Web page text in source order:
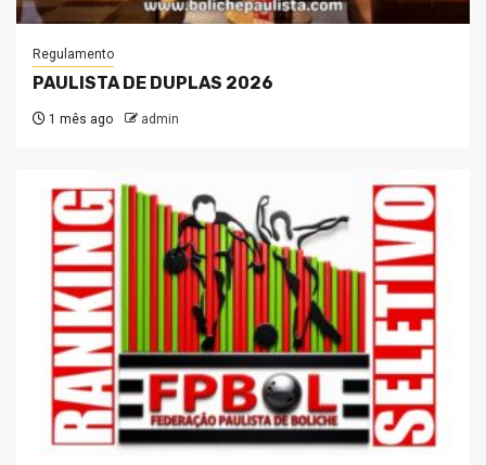
Regulamento
PAULISTA DE DUPLAS 2026
1 mês ago admin